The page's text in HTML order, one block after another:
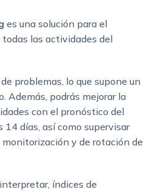
es una solución para el
las actividades del
problemas, lo que supone un
Además, podrás mejorar la
con el pronóstico del
días, así como supervisar
y de rotación de
índices de